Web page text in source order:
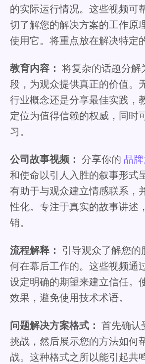
的实际运行情况。这些视频可
切了解您的解决方案的工作原
使用它。将重点放在解决特定
教育内容： 将复杂的话题分解
段，为观众提供真正的价值。
行业概念还是分享最佳实践，
定位为值得信赖的权威，同时
习。
公司故事视频： 分享你的 品
和使命以引人入胜的叙事形式
有助于与观众建立情感联系，
性化。专注于真实的故事讲述
销。
流程解释： 引导观众了解您的
何在幕后工作的。这些视频通
设定明确的期望来建立信任。
效果，避免使用技术术语。
问题解决方案格式： 首先确认
挑战，然后展示您的方法如何
战。这种格式之所以能引起共